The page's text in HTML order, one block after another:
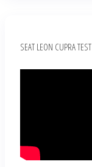
SEAT LEON CUPRA TEST